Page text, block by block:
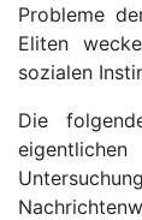
Probleme
Eliten
sozialen
Die